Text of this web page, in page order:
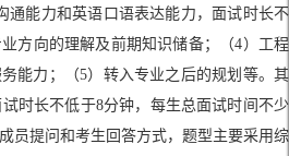
通能力和英语口语表达能力，面试时长不
方向的理解及前期知识储备；（4）工程
能力；（5）转入专业之后的规划等。其
时长不低于8分钟，每生总面试时间不少
员提问和考生回答方式，题型主要采用综